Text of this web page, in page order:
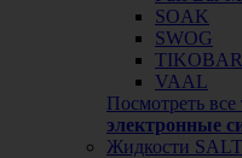
SOAK
SWOG
VAAL
Посмотреть все
электронные
Жидкости SALT